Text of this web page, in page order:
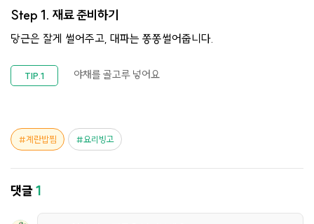
Step 1. 재료 준비하기
당근은 잘게 썰어주고, 대파는 쫑쫑썰어줍니다.
야채를 골고루 넣어요
계란밥찜 요리빙고
댓글1